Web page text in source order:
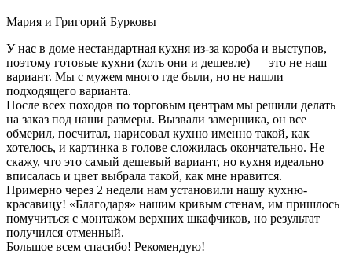
Мария и Григорий Бурковы
У нас в доме нестандартная кухня из-за короба и выступов,
поэтому готовые кухни (хоть они и дешевле) — это не наш
вариант. Мы с мужем много где были, но не нашли
подходящего варианта.
После всех походов по торговым центрам мы решили делать
на заказ под наши размеры. Вызвали замерщика, он все
обмерил, посчитал, нарисовал кухню именно такой, как
хотелось, и картинка в голове сложилась окончательно. Не
скажу, что это самый дешевый вариант, но кухня идеально
вписалась и цвет выбрала такой, как мне нравится.
Примерно через 2 недели нам установили нашу кухню-
красавицу! «Благодаря» нашим кривым стенам, им пришлось
помучиться с монтажом верхних шкафчиков, но результат
получился отменный.
Большое всем спасибо! Рекомендую!